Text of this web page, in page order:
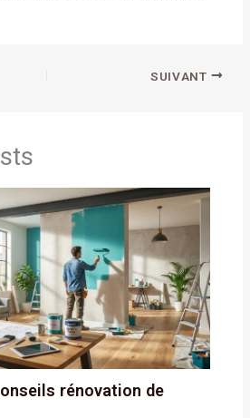
SUIVANT
rénovation de